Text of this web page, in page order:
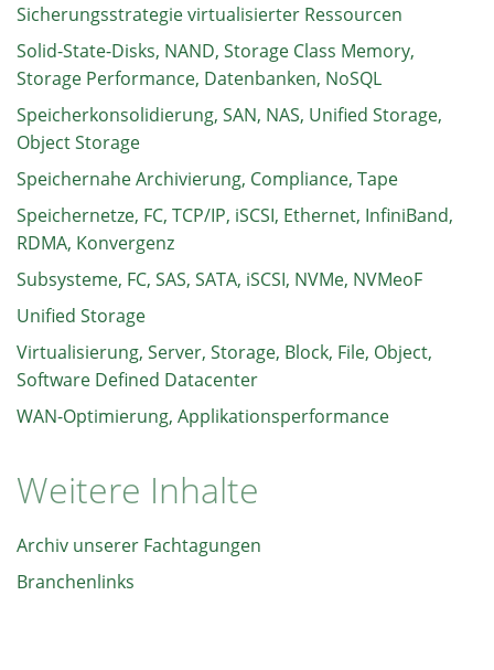
Sicherungsstrategie virtualisierter Ressourcen
Solid-State-Disks, NAND, Storage Class Memory,
Storage Performance, Datenbanken, NoSQL
Speicherkonsolidierung, SAN, NAS, Unified Storage,
Object Storage
Speichernahe Archivierung, Compliance, Tape
Speichernetze, FC, TCP/IP, iSCSI, Ethernet, InfiniBand,
RDMA, Konvergenz
Subsysteme, FC, SAS, SATA, iSCSI, NVMe, NVMeoF
Unified Storage
Virtualisierung, Server, Storage, Block, File, Object,
Software Defined Datacenter
WAN-Optimierung, Applikationsperformance
Weitere Inhalte
Archiv unserer Fachtagungen
Branchenlinks